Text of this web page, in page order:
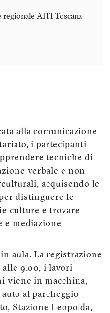
regionale AITI Toscana
alla comunicazione
i partecipanti
tecniche di
verbale e non
acquisendo le
distinguere le
culture e trovare
e mediazione
aula. La registrazione
9.00, i lavori
viene in macchina,
al parcheggio
Stazione Leopolda,